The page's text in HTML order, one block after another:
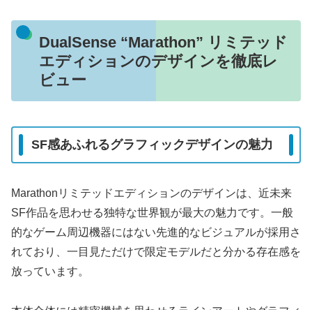
DualSense “Marathon” リミテッド
エディションのデザインを徹底レ
ビュー
SF感あふれるグラフィックデザインの魅力
Marathonリミテッドエディションのデザインは、近未来
SF作品を思わせる独特な世界観が最大の魅力です。一般
的なゲーム周辺機器にはない先進的なビジュアルが採用さ
れており、一目見ただけで限定モデルだと分かる存在感を
放っています。